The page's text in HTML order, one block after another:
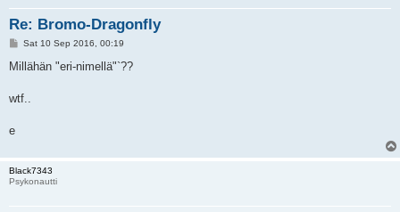
Re: Bromo-Dragonfly
P
s
Sat 10 Sep 2016, 00:19
Millähän "eri-nimellä"`??
wtf..
e
Black7343
Psykonautti